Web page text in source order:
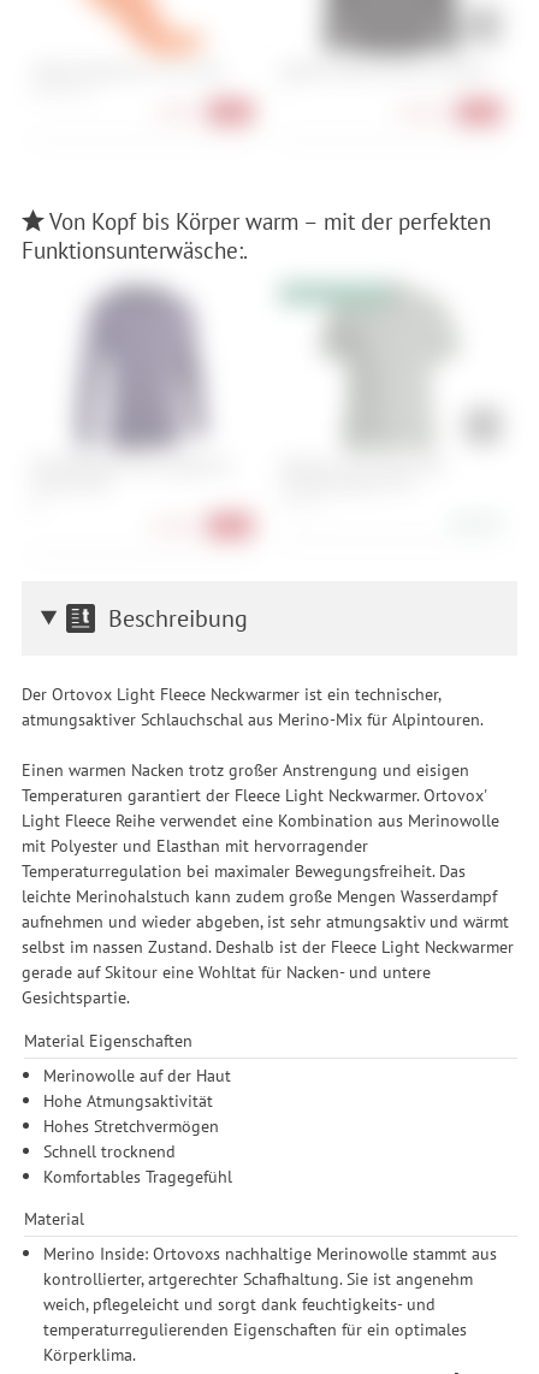
Von Kopf bis Körper warm – mit der perfekten
Funktionsunterwäsche:.
Beschreibung
Der Ortovox Light Fleece Neckwarmer ist ein technischer,
atmungsaktiver Schlauchschal aus Merino-Mix für Alpintouren.
Einen warmen Nacken trotz großer Anstrengung und eisigen
Temperaturen garantiert der Fleece Light Neckwarmer. Ortovox'
Light Fleece Reihe verwendet eine Kombination aus Merinowolle
mit Polyester und Elasthan mit hervorragender
Temperaturregulation bei maximaler Bewegungsfreiheit. Das
leichte Merinohalstuch kann zudem große Mengen Wasserdampf
aufnehmen und wieder abgeben, ist sehr atmungsaktiv und wärmt
selbst im nassen Zustand. Deshalb ist der Fleece Light Neckwarmer
gerade auf Skitour eine Wohltat für Nacken- und untere
Gesichtspartie.
Material Eigenschaften
Merinowolle auf der Haut
Hohe Atmungsaktivität
Hohes Stretchvermögen
Schnell trocknend
Komfortables Tragegefühl
Material
Merino Inside: Ortovoxs nachhaltige Merinowolle stammt aus
kontrollierter, artgerechter Schafhaltung. Sie ist angenehm
weich, pflegeleicht und sorgt dank feuchtigkeits- und
temperaturregulierenden Eigenschaften für ein optimales
Körperklima.